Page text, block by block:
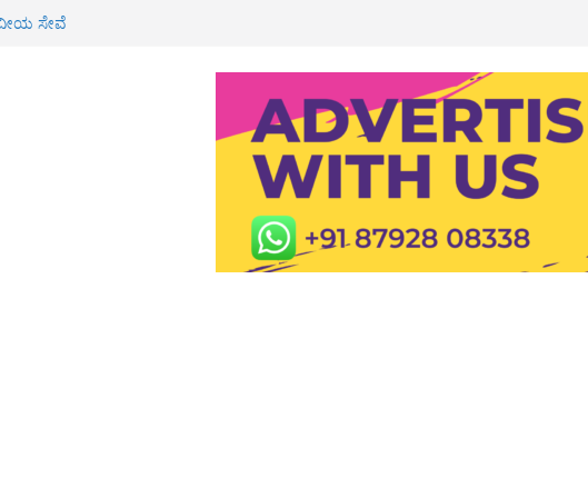
ಸೇವೆ
ಮಧುಮೇಹ ತಪಾಸಣೆ, ಉಚಿತ
ಮೌಲ್ಯದ ಚಿನ್ನ ದರೋಡೆ: ಇಬ್ಬರ ಬಂಧನ